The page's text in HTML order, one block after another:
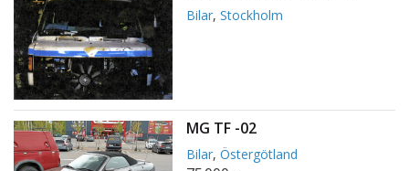
Bilar,Stockholm
MG TF -02
Bilar,Östergötland